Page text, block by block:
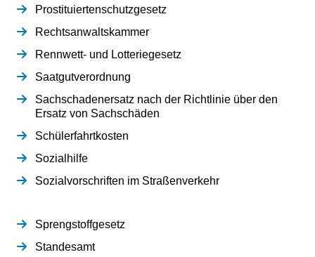
Prostituiertenschutzgesetz
Rechtsanwaltskammer
Rennwett- und Lotteriegesetz
Saatgutverordnung
Sachschadenersatz nach der Richtlinie über den
Ersatz von Sachschäden
Schülerfahrtkosten
Sozialhilfe
Sozialvorschriften im Straßenverkehr
Sprengstoffgesetz
Standesamt